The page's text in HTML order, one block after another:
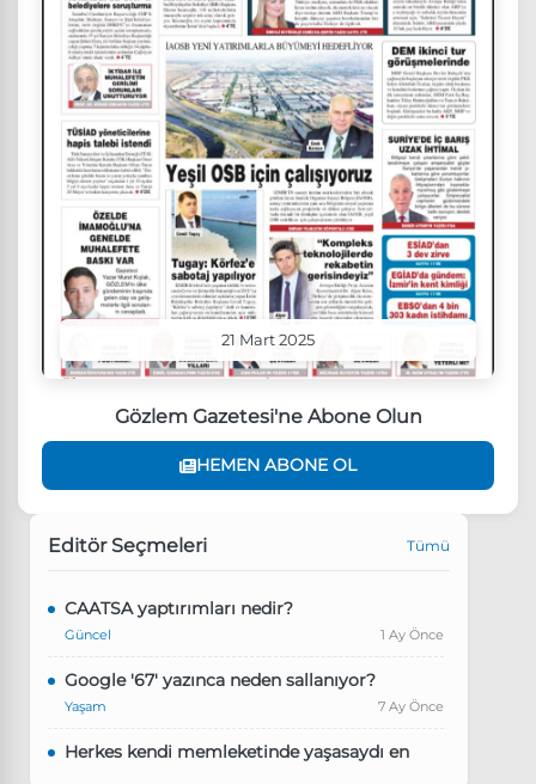
21 Mart 2025
Gözlem Gazetesi'ne Abone Olun
HEMEN ABONE OL
Editör Seçmeleri Tümü
CAATSA yaptırımları nedir?
Güncel 1 Ay Önce
Google '67' yazınca neden sallanıyor?
Yaşam 7 Ay Önce
Herkes kendi memleketinde yaşasaydı en